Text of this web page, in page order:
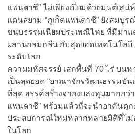
แฟนตาซี” ไม่เพียงเปี่ยมด้วยมนต์เส
แดนสยาม “ภูเก็ตแฟนตาซี” ยังสมบูร
ขนบธรรมเนียมประเพณีไทย ที่มีมา
ผสานกลมกลืน กับสุดยอดเทคโนโลยี
ระดับโลก
ความมหัศจรรย์ เสกพื้นที่ 70 ไร่ บนห
เป็นสุดยอด “อาณาจักรวัฒนธรรมบัน
ที่สุด สรรค์สร้างจากงบลงทุนมากกว่า
แฟนตาซี” พร้อมแล้วที่จะนำอาคันตุ
ประสบการณ์ใหม่หลากหลายมิติที่ไม่
ในโลก